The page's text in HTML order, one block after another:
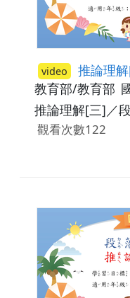
video 推論理
教育部/教育部
推論理解[三]／
觀看次數122